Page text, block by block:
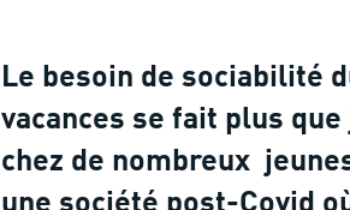
Le besoin de sociabilité
vacances se fait plus
chez de nombreux